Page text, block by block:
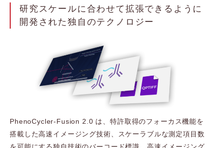
研究スケールに合わせて拡張できるように
開発された独自のテクノロジー
PhenoCycler-Fusion 2.0 は、特許取得のフォーカス機能を
搭載した高速イメージング技術、スケーラブルな測定項目数